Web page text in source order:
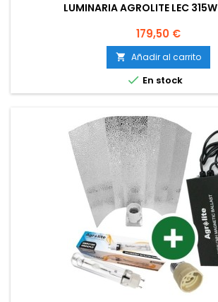
LUMINARIA AGROLITE LEC
Precio
179,50 €
 Añadir al carrito
 En stock